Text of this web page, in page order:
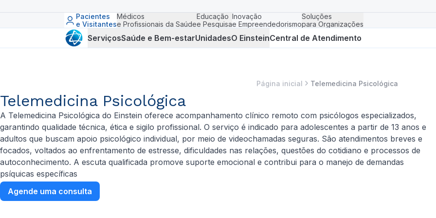
Pacientes
e Visitantes
Médicos
e Profissionais da Saúde
Educação
e Pesquisa
Inovação
e Empreendedorismo
Soluções
para Organizações
ServiçosSaúde e Bem-estarUnidadesO EinsteinCentral de Atendimento
Página inicial Telemedicina Psicológica
Telemedicina Psicológica
A Telemedicina Psicológica do Einstein oferece acompanhamento clínico remoto com psicólogos especializados,
garantindo qualidade técnica, ética e sigilo profissional. O serviço é indicado para adolescentes a partir de 13 anos e
adultos que buscam apoio psicológico individual, por meio de videochamadas seguras. São atendimentos breves e
focados, voltados ao enfrentamento de estresse, dificuldades nas relações, questões do cotidiano e processos de
autoconhecimento. A escuta qualificada promove suporte emocional e contribui para o manejo de demandas
psíquicas específicas
Agende uma consulta